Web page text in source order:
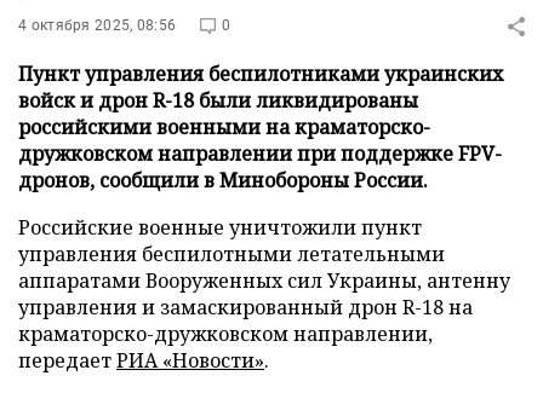
4 октября 2025, 08:56 0
Пункт управления беспилотниками украинских
войск и дрон R-18 были ликвидированы
российскими военными на краматорско-
дружковском направлении при поддержке FPV-
дронов, сообщили в Минобороны России.
Российские военные уничтожили пункт
управления беспилотными летательными
аппаратами Вооруженных сил Украины, антенну
управления и замаскированный дрон R-18 на
краматорско-дружковском направлении,
передаетРИА «Новости».